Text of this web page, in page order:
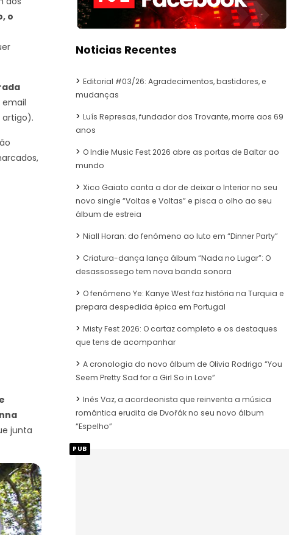
o
email
junta
Noticias Recentes
Editorial #03/26: Agradecimentos, bastidores, e
mudanças
Luís Represas, fundador dos Trovante, morre aos 69
anos
O Indie Music Fest 2026 abre as portas de Baltar ao
mundo
Xico Gaiato canta a dor de deixar o Interior no seu
novo single “Voltas e Voltas” e pisca o olho ao seu
álbum de estreia
Niall Horan: do fenómeno ao luto em “Dinner Party”
Criatura-dança lança álbum “Nada no Lugar”: O
desassossego tem nova banda sonora
O fenómeno Ye: Kanye West faz história na Turquia e
prepara despedida épica em Portugal
Misty Fest 2026: O cartaz completo e os destaques
que tens de acompanhar
A cronologia do novo álbum de Olivia Rodrigo “You
Seem Pretty Sad for a Girl So in Love”
Inês Vaz, a acordeonista que reinventa a música
romântica erudita de Dvořák no seu novo álbum
“Espelho”
PUB